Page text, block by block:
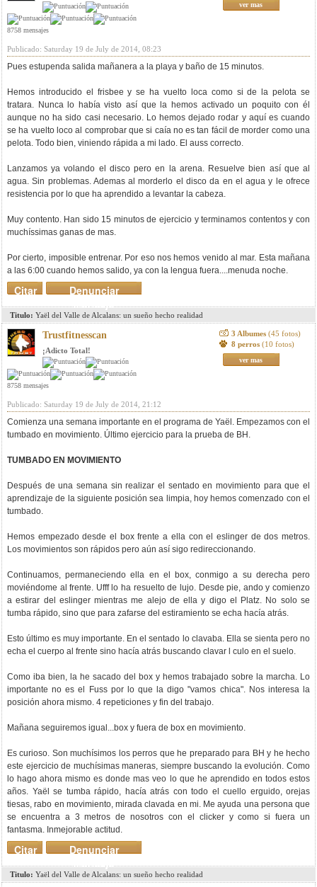
8758 mensajes
ver mas
Publicado: Saturday 19 de July de 2014, 08:23
Pues estupenda salida mañanera a la playa y baño de 15 minutos.
Hemos introducido el frisbee y se ha vuelto loca como si de la pelota se
tratara. Nunca lo había visto así que la hemos activado un poquito con él
aunque no ha sido casi necesario. Lo hemos dejado rodar y aquí es cuando
se ha vuelto loco al comprobar que si caía no es tan fácil de morder como una
pelota. Todo bien, viniendo rápida a mi lado. El auss correcto.
Lanzamos ya volando el disco pero en la arena. Resuelve bien así que al
agua. Sin problemas. Ademas al morderlo el disco da en el agua y le ofrece
resistencia por lo que ha aprendido a levantar la cabeza.
Muy contento. Han sido 15 minutos de ejercicio y terminamos contentos y con
muchíssimas ganas de mas.
Por cierto, imposible entrenar. Por eso nos hemos venido al mar. Esta mañana
a las 6:00 cuando hemos salido, ya con la lengua fuera....menuda noche.
Denunciar
mensaje
Citar
Titulo: Yaël del Valle de Alcalans: un sueño hecho realidad
Trustfitnesscan
¡Adicto Total!
8758 mensajes
3 Albumes (45 fotos)
8 perros (10 fotos)
ver mas
Publicado: Saturday 19 de July de 2014, 21:12
Comienza una semana importante en el programa de Yaël. Empezamos con el
tumbado en movimiento. Último ejercicio para la prueba de BH.
TUMBADO EN MOVIMIENTO
Después de una semana sin realizar el sentado en movimiento para que el
aprendizaje de la siguiente posición sea limpia, hoy hemos comenzado con el
tumbado.
Hemos empezado desde el box frente a ella con el eslinger de dos metros.
Los movimientos son rápidos pero aún así sigo redireccionando.
Continuamos, permaneciendo ella en el box, conmigo a su derecha pero
moviéndome al frente. Ufff lo ha resuelto de lujo. Desde pie, ando y comienzo
a estirar del eslinger mientras me alejo de ella y digo el Platz. No solo se
tumba rápido, sino que para zafarse del estiramiento se echa hacía atrás.
Esto último es muy importante. En el sentado lo clavaba. Ella se sienta pero no
echa el cuerpo al frente sino hacía atrás buscando clavar l culo en el suelo.
Como iba bien, la he sacado del box y hemos trabajado sobre la marcha. Lo
importante no es el Fuss por lo que la digo "vamos chica". Nos interesa la
posición ahora mismo. 4 repeticiones y fin del trabajo.
Mañana seguiremos igual...box y fuera de box en movimiento.
Es curioso. Son muchísimos los perros que he preparado para BH y he hecho
este ejercicio de muchísimas maneras, siempre buscando la evolución. Como
lo hago ahora mismo es donde mas veo lo que he aprendido en todos estos
años. Yaël se tumba rápido, hacía atrás con todo el cuello erguido, orejas
tiesas, rabo en movimiento, mirada clavada en mi. Me ayuda una persona que
se encuentra a 3 metros de nosotros con el clicker y como si fuera un
fantasma. Inmejorable actitud.
Denunciar
mensaje
Citar
Titulo: Yaël del Valle de Alcalans: un sueño hecho realidad